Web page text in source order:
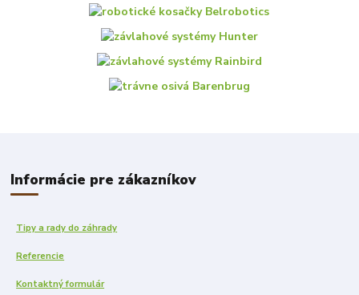
Informácie pre zákazníkov
Tipy a rady do záhrady
Referencie
Kontaktný formulár